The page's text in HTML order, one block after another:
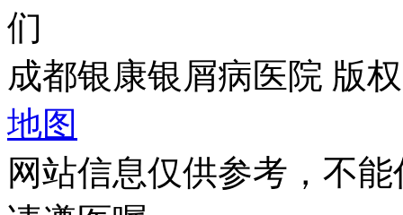
们
成都银康银屑病医院 版
地图
网站信息仅供参考，不